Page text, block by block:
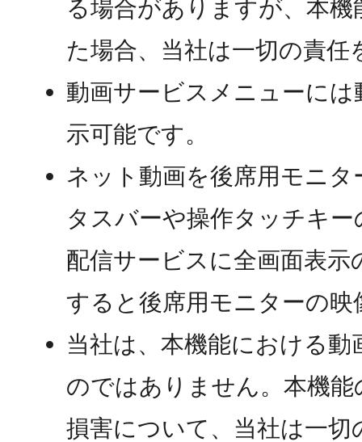
る場合がありますが、本
た場合、当社は一切の責任
動画サービスメニューに
示可能です。
ネット動画を後席用モニ
タスバーや操作タッチキ
配信サービスに全画面表
すると後席用モニターの
当社は、本機能における
のではありません。本機
損害について、当社は一